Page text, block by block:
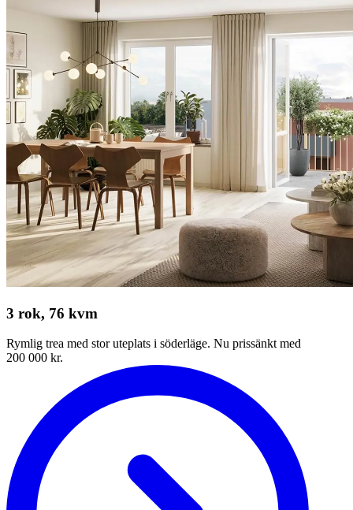
3 rok, 76 kvm
Rymlig trea med stor uteplats i söderläge. Nu prissänkt med
200 000 kr.